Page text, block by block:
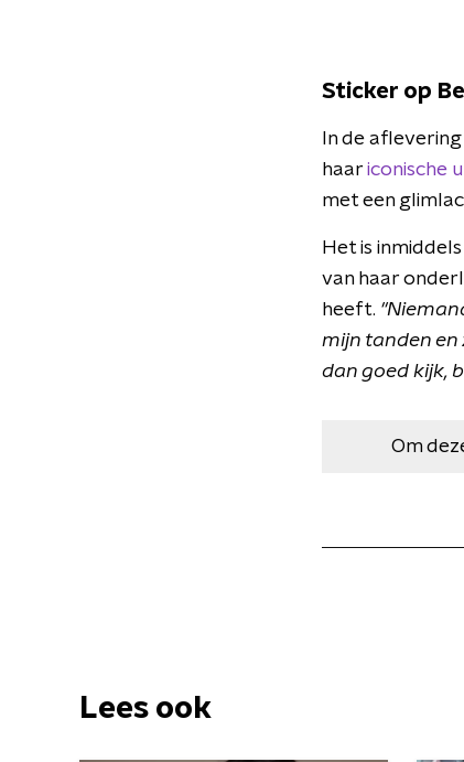
Sticker op
In de
haariconische
met een
Het is
van haar
heeft.
mijn tanden en
dan goed kijk,
Om
Lees ook